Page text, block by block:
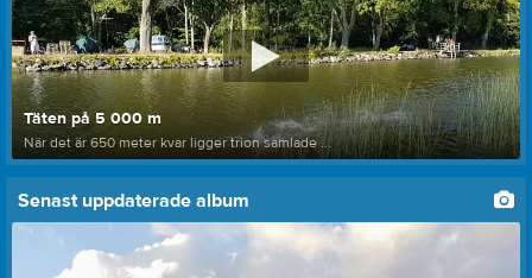
Täten på 5 000 m
När det är 650 meter kvar ligger trion samlade ...
Senast uppdaterade album